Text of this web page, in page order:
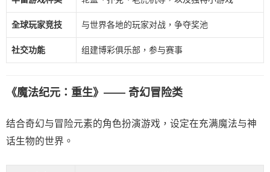
全球玩家竞技 与世界各地的玩家对战，争夺奖池
社交功能 组建博彩俱乐部，参与赛事
《魔法纪元：重生》—— 奇幻冒险类
结合奇幻与冒险元素的角色扮演游戏，设定在充满魔法与神
话生物的世界。